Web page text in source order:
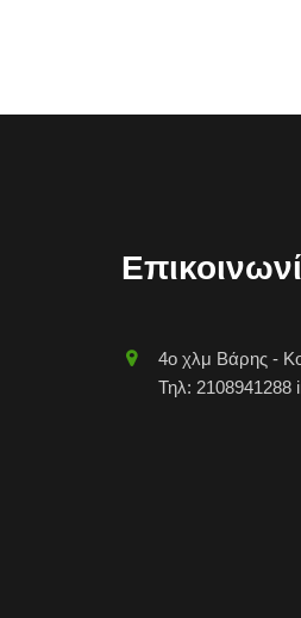
4o χλμ Βάρης -
Τηλ: 2108941288